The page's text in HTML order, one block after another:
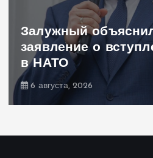
Залужный
заявление о
в НАТО
6 августа, 2026